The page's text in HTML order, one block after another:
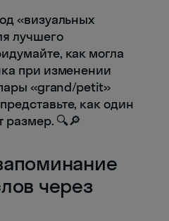
«визуальных
лучшего
как могла
при изменении
«grand/petit»
как один
размер. 🔍🔎
через